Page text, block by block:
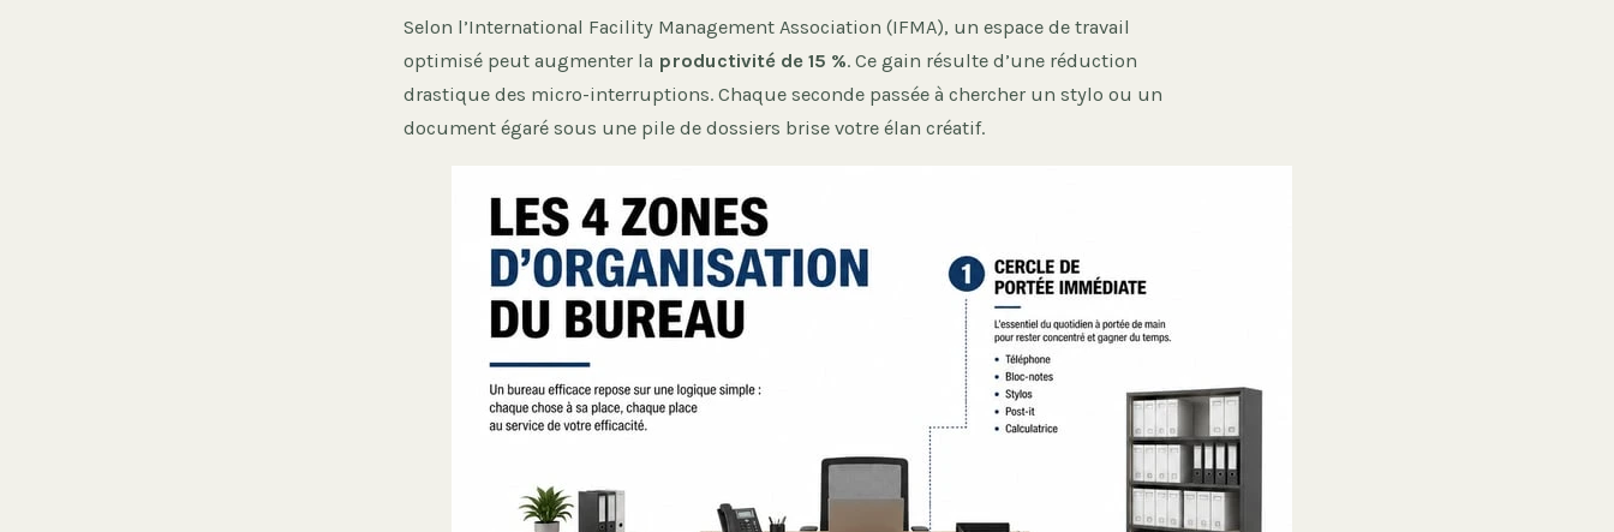
Selon l’International Facility Management Association (IFMA), un espace de travail
optimisé peut augmenter la productivité de 15 %. Ce gain résulte d’une réduction
drastique des micro-interruptions. Chaque seconde passée à chercher un stylo ou un
document égaré sous une pile de dossiers brise votre élan créatif.